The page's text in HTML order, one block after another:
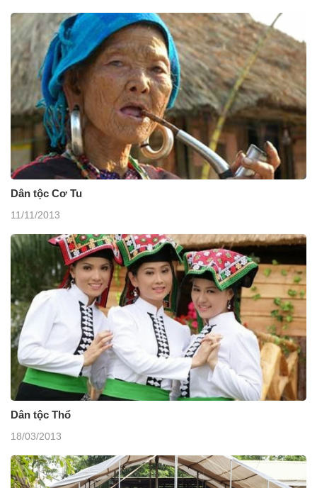
Dân tộc Cơ Tu
11/11/2013
Dân tộc Thổ
18/03/2013